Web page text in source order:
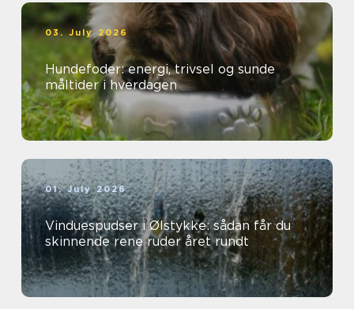
03. July 2026
Hundefoder: energi, trivsel og sunde
måltider i hverdagen
01. July 2026
Vinduespudser i Ølstykke: sådan får du
skinnende rene ruder året rundt